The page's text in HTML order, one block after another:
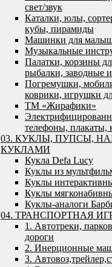
свет/звук
Каталки, юлы,
кубы, пирамиды
Машинки для
Музыкальные
Палатки, корзины
рыбалки, заводные
Погремушки,
коврики, игрушки
ТМ «Жирафики»
телефоны, плакаты,
03. КУКЛЫ, ПУПСЫ,
КУКЛАМИ
Кукла Defa Lucy
Куклы из
Куклы
Куклы
Куклы-аналоги
04. ТРАНСПОРТНАЯ
1. Автотреки,
дороги
2. Инерционные
3.